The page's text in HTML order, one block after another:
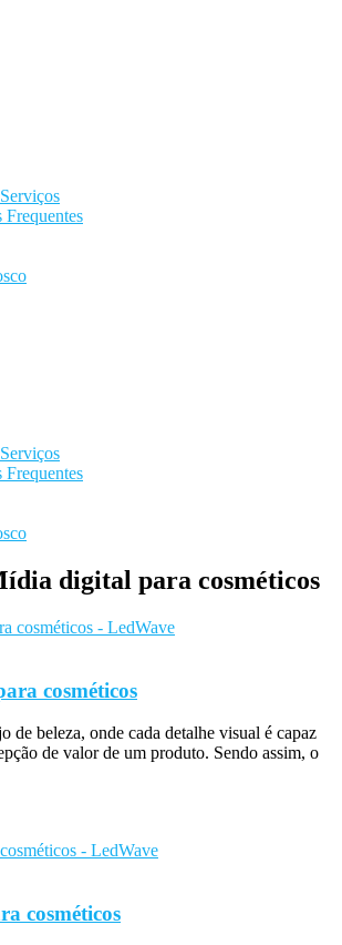
Frequentes
Frequentes
digital para cosméticos
cosméticos
de beleza, onde cada detalhe visual é capaz
de valor de um produto. Sendo assim, o
cosméticos